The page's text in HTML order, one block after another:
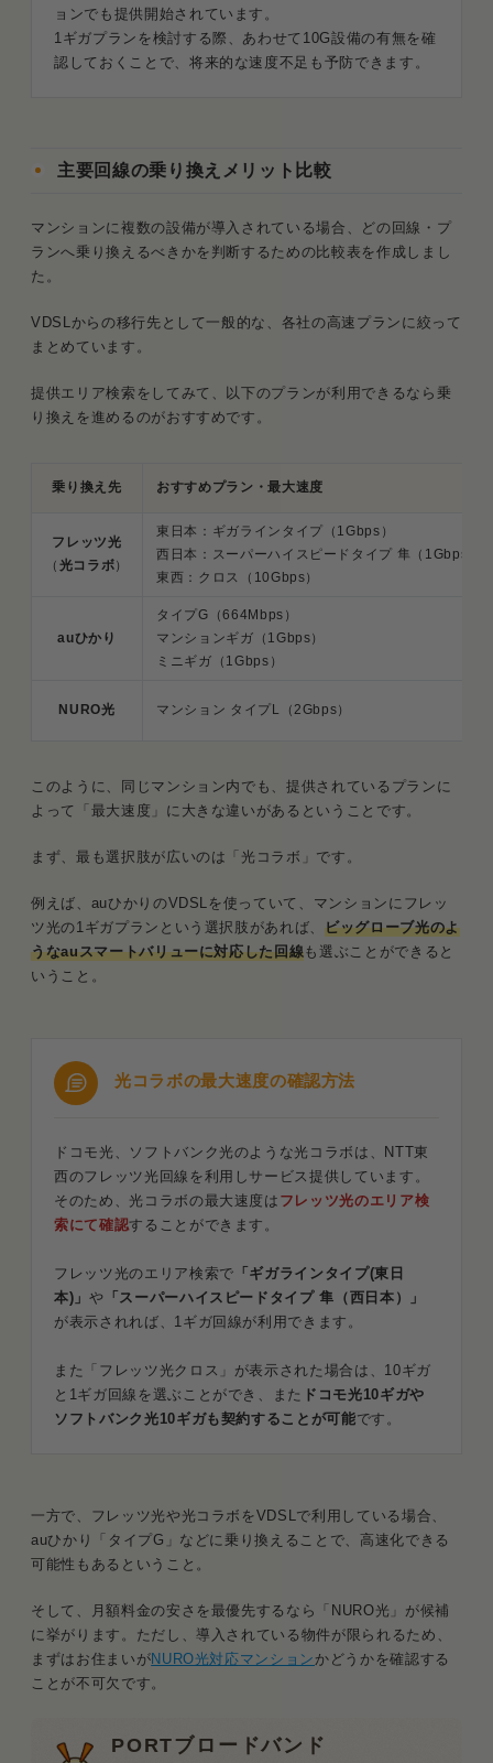
ョンでも提供開始されています。
1ギガプランを検討する際、あわせて10G設備の有無を確
認しておくことで、将来的な速度不足も予防できます。
主要回線の乗り換えメリット比較
マンションに複数の設備が導入されている場合、どの回線・プ
ランへ乗り換えるべきかを判断するための比較表を作成しまし
た。
VDSLからの移行先として一般的な、各社の高速プランに絞って
まとめています。
提供エリア検索をしてみて、以下のプランが利用できるなら乗
り換えを進めるのがおすすめです。
乗り換え先 おすすめプラン・最大速度
フレッツ光
（ 光コラボ）
東日本：ギガラインタイプ（1Gbps）
西日本：スーパーハイスピードタイプ 隼（1Gbps）
東西：クロス（10Gbps）
auひかり
タイプG（664Mbps）
マンションギガ（1Gbps）
ミニギガ（1Gbps）
NURO光 マンション タイプL（2Gbps）
このように、同じマンション内でも、提供されているプランに
よって「最大速度」に大きな違いがあるということです。
まず、最も選択肢が広いのは「光コラボ」です。
例えば、auひかりのVDSLを使っていて、マンションにフレッ
ツ光の1ギガプランという選択肢があれば、 ビッグローブ光のよ
うなauスマートバリューに対応した回線も選ぶことができると
いうこと。
光コラボの最大速度の確認方法
ドコモ光、ソフトバンク光のような光コラボは、NTT東
西のフレッツ光回線を利用しサービス提供しています。
そのため、光コラボの最大速度は フレッツ光のエリア検
索にて確認することができます。
フレッツ光のエリア検索で 「ギガラインタイプ(東日
本)」 や 「スーパーハイスピードタイプ 隼（西日本）」
が表示されれば、1ギガ回線が利用できます。
また「フレッツ光クロス」が表示された場合は、10ギガ
と1ギガ回線を選ぶことができ、また ドコモ光10ギガや
ソフトバンク光10ギガも契約することが可能です。
一方で、フレッツ光や光コラボをVDSLで利用している場合、
auひかり「タイプG」などに乗り換えることで、高速化できる
可能性もあるということ。
そして、月額料金の安さを最優先するなら「NURO光」が候補
に挙がります。ただし、導入されている物件が限られるため、
まずはお住まいがNURO光対応マンション かどうかを確認する
ことが不可欠です。
PORTブロードバンド